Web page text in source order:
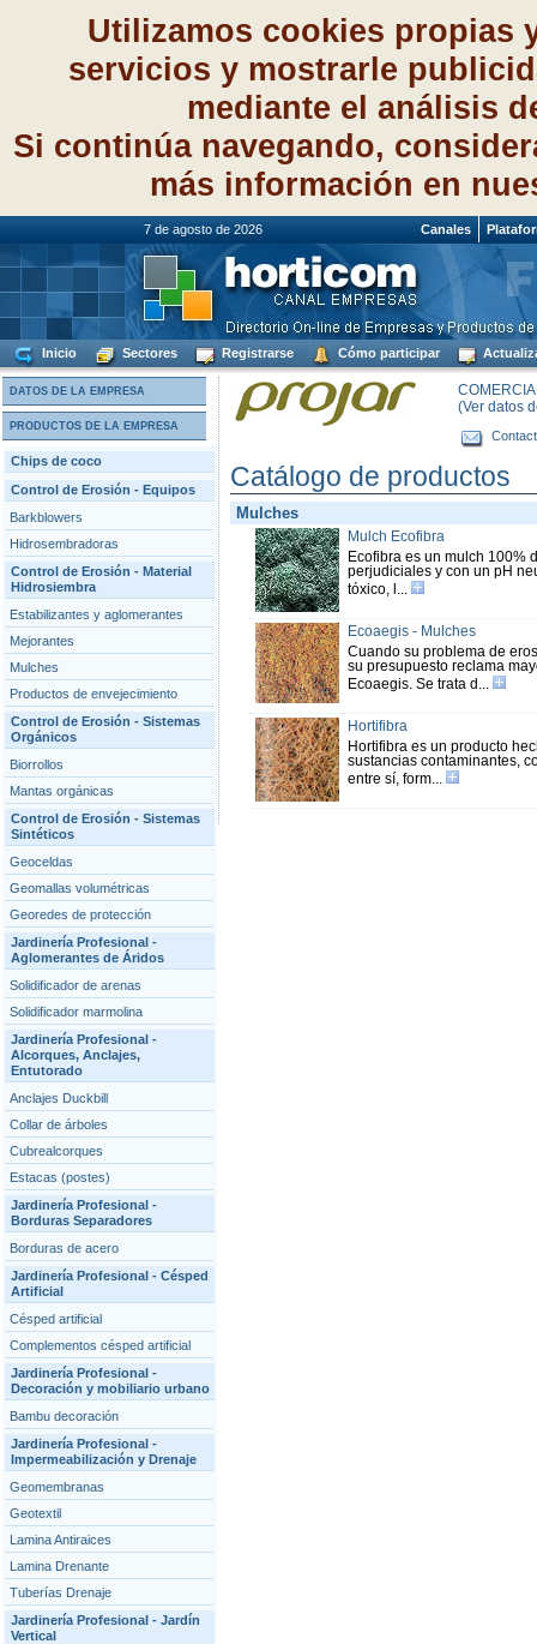
Utilizamos cookies propias
servicios y mostrarle
mediante el análisis
Si continúa navegando,
más información en
7 de agosto de 2026 Canales
Inicio Sectores Registrarse Cómo participar
DATOS DE LA EMPRESA
PRODUCTOS DE LA EMPRESA
Chips de coco
Control de Erosión - Equipos
Barkblowers
Hidrosembradoras
Control de Erosión - Material
Hidrosiembra
Estabilizantes y aglomerantes
Mejorantes
Mulches
Productos de envejecimiento
Control de Erosión - Sistemas
Orgánicos
Biorrollos
Mantas orgánicas
Control de Erosión - Sistemas
Sintéticos
Geoceldas
Geomallas volumétricas
Georedes de protección
Jardinería Profesional -
Aglomerantes de Áridos
Solidificador de arenas
Solidificador marmolina
Jardinería Profesional -
Alcorques, Anclajes,
Entutorado
Anclajes Duckbill
Collar de árboles
Cubrealcorques
Estacas (postes)
Jardinería Profesional -
Borduras Separadores
Borduras de acero
Jardinería Profesional - Césped
Artificial
Césped artificial
Complementos césped artificial
Jardinería Profesional -
Decoración y mobiliario urbano
Bambu decoración
Jardinería Profesional -
Impermeabilización y Drenaje
Geomembranas
Geotextil
Lamina Antiraices
Lamina Drenante
Tuberías Drenaje
Jardinería Profesional - Jardín
Vertical
(Ver datos
Catálogo de productos
Mulches
Mulch Ecofibra
Ecofibra es un mulch 100%
perjudiciales y con un pH
tóxico, l...
Ecoaegis - Mulches
Cuando su problema de
su presupuesto reclama
Ecoaegis. Se trata d...
Hortifibra
Hortifibra es un producto
sustancias contaminantes,
entre sí, form...